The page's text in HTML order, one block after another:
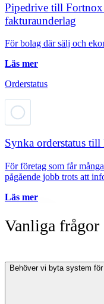
Pipedrive till
fakturaunderlag
För bolag där sälj och
Läs mer
Orderstatus
Synka orderstatus till
För företag som får
pågående jobb trots att
Läs mer
Vanliga frågor
Behöver vi byta system